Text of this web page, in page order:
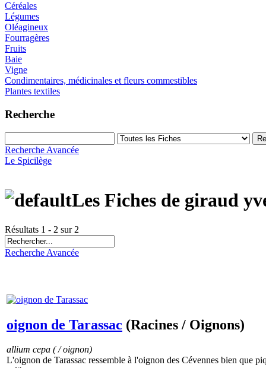
Céréales
Légumes
Oléagineux
Fourragères
Fruits
Baie
Vigne
Condimentaires, médicinales et fleurs commestibles
Plantes textiles
Recherche
Recherche Avancée
Le Spicilège
Les Fiches de giraud
Résultats 1 - 2 sur 2
Recherche Avancée
oignon de Tarassac (Racines / Oignons)
allium cepa ( / oignon)
L'oignon de Tarassac ressemble à l'oignon des Cévennes bien que